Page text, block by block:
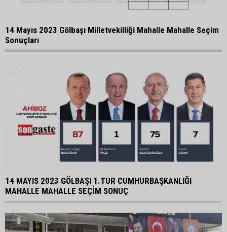
14 Mayıs 2023 Gölbaşı Milletvekilliği Mahalle Mahalle Seçim
Sonuçları
14 MAYIS 2023 GÖLBAŞI 1.TUR CUMHURBAŞKANLIĞI
MAHALLE MAHALLE SEÇİM SONUÇ